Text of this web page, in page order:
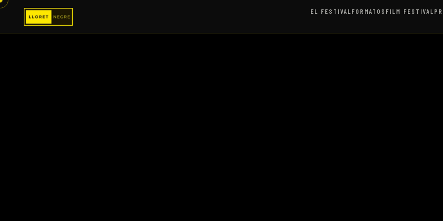
EL FESTIVALFORMATOS FILM FESTIVAL